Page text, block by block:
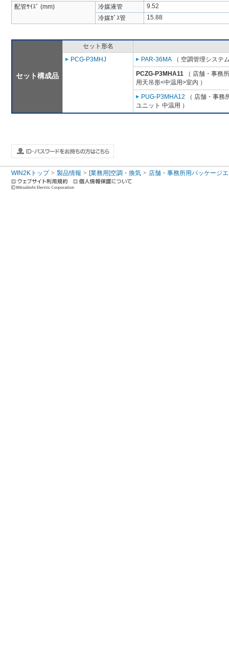
配管ｻｲｽﾞ (mm)
冷媒液管
9.52
冷媒ｶﾞｽ管
15.88
セット構成品
セット形名
PCG-P3MHJ
PAR-36MA （ 空調管理システ
PCZG-P3MHA11 （ 店舗・事務
用天吊形<中温用>室内 ）
PUG-P3MHA12 （ 店舗・事務
ユニット 中温用 ）
WIN2Kトップ 製品情報 [業務用]空調・換気 店舗・事務所用パッケージ